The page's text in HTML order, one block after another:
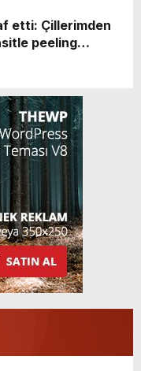
etti: Çillerimden
peeling